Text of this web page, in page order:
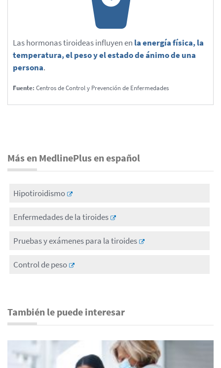
Las hormonas tiroideas influyen en la energía física, la
temperatura, el peso y el estado de ánimo de una
persona.
Fuente: Centros de Control y Prevención de Enfermedades
Más en MedlinePlus en español
Hipotiroidismo
Enfermedades de la tiroides
Pruebas y exámenes para la tiroides
Control de peso
También le puede interesar